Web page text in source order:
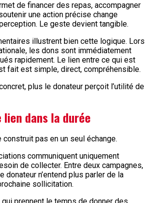
de financer des repas, accompagner
une action précise change
Le geste devient tangible.
illustrent bien cette logique. Lors
les dons sont immédiatement
rapidement. Le lien entre ce qui est
fait est simple, direct, compréhensible.
plus le donateur perçoit l’utilité de
lien dans la durée
construit pas en un seul échange.
communiquent uniquement
de collecter. Entre deux campagnes,
donateur n’entend plus parler de la
sollicitation.